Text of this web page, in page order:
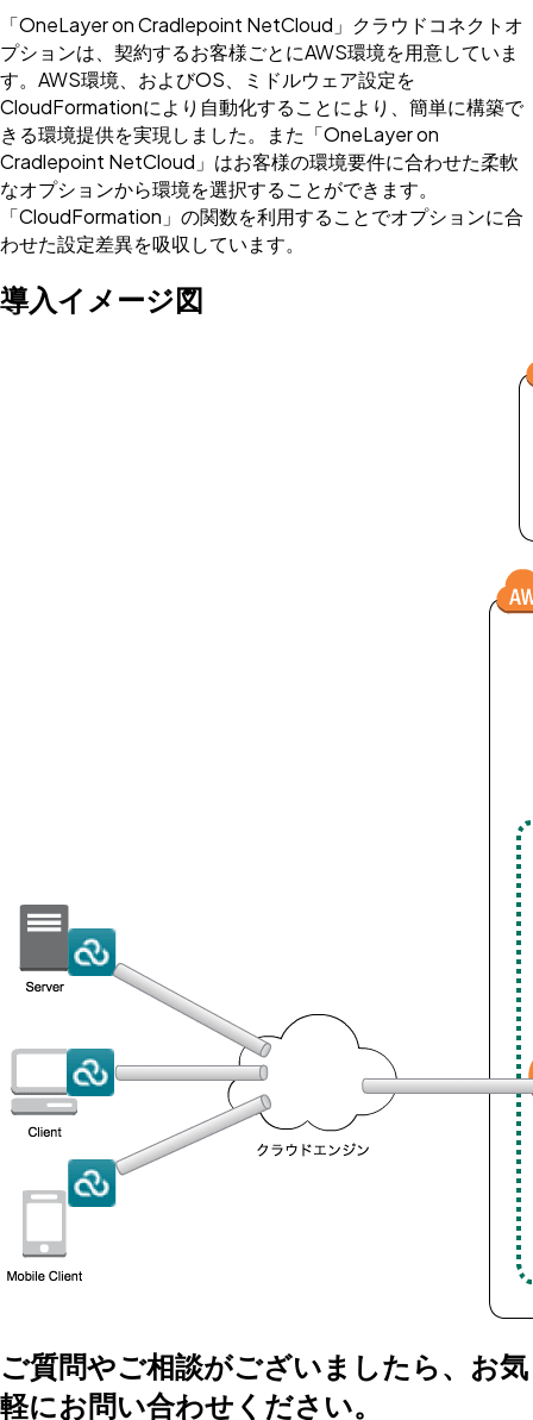
「OneLayer on Cradlepoint NetCloud」クラウドコネクトオ
プションは、契約するお客様ごとにAWS環境を用意していま
す。AWS環境、およびOS、ミドルウェア設定を
CloudFormationにより自動化することにより、簡単に構築で
きる環境提供を実現しました。また「OneLayer on
Cradlepoint NetCloud」はお客様の環境要件に合わせた柔軟
なオプションから環境を選択することができます。
「CloudFormation」の関数を利用することでオプションに合
わせた設定差異を吸収しています。
導入イメージ図
ご質問やご相談がございましたら、お気
軽にお問い合わせください。